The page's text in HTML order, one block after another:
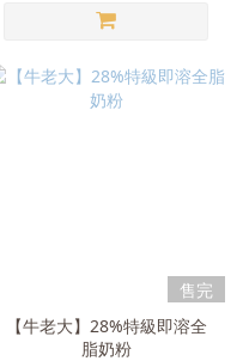
售完
【牛老大】28%特級即溶全
脂奶粉